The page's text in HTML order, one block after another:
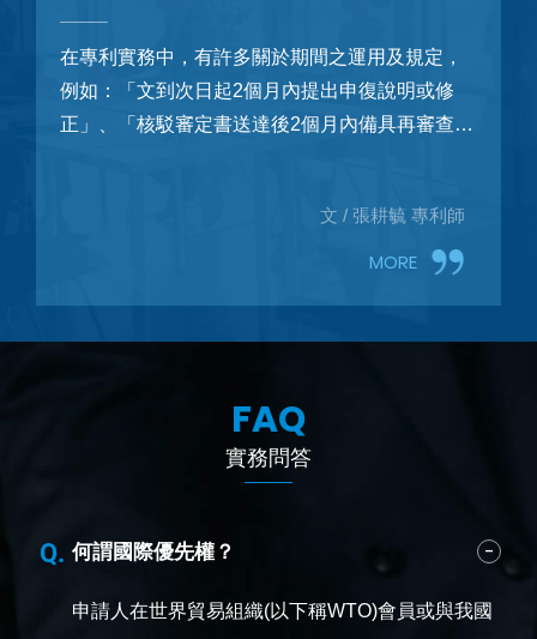
關於期間之運用及規定，
月內提出申復說明或修
達後2個月內備具再審查理
在電商市場中，商品一旦取
會快速暴露於仿冒、攀附與
特徵仿襲、近似於品牌商標
文 / 許瑞伶 商標代理人、邱
FAQ
實務問答
何謂國際優先權？
申請人在世界貿易組織(以下稱WTO)會員或與我國